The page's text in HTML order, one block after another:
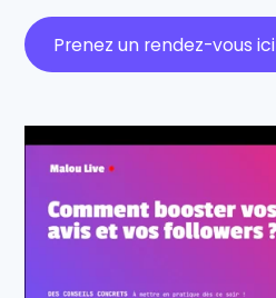
Prenez un rendez-vous ici